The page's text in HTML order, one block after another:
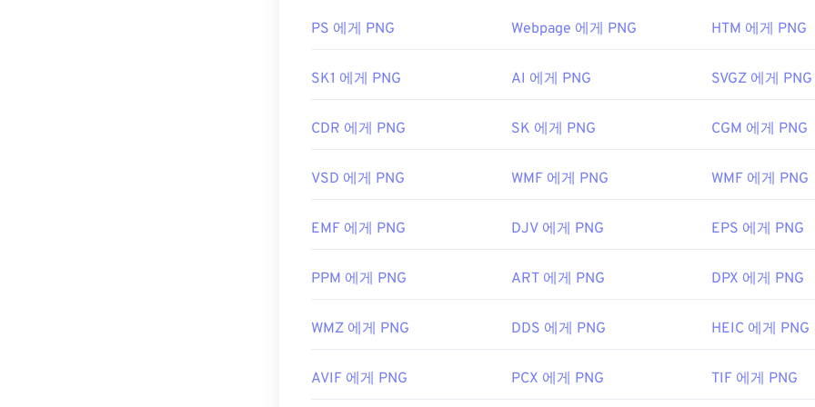
최초 출시: 1996년
또는PNG-BMP 변환기를 사용하세요.
나Adobe Photoshop
과 같은 대체 프로그램은 PNG 파일을 열고 편집하
PNG 파일의 흥미로운 기능 중 하나는 이미지, 특히 투명한 배경에 투명 효과를
개발자:
PNG 개발 그룹
유용한 링크:
PNG에 대한 위키 문서
관련 PNG 도구:
PS 에게 PNG Webpage 에게 PNG HTM 에게 PNG
SK1 에게 PNG AI 에게 PNG SVGZ 에게 PNG
CDR 에게 PNG SK 에게 PNG CGM 에게 PNG
VSD 에게 PNG WMF 에게 PNG WMF 에게 PNG
EMF 에게 PNG DJV 에게 PNG EPS 에게 PNG
PPM 에게 PNG ART 에게 PNG DPX 에게 PNG
WMZ 에게 PNG DDS 에게 PNG HEIC 에게 PNG
AVIF 에게 PNG PCX 에게 PNG TIF 에게 PNG